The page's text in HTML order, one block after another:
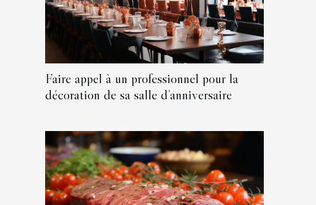
Faire appel à un professionnel pour la
décoration de sa salle d’anniversaire